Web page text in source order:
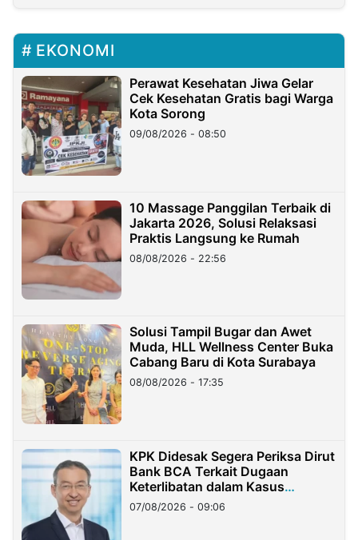
EKONOMI
Perawat Kesehatan Jiwa Gelar
Cek Kesehatan Gratis bagi Warga
Kota Sorong
09/08/2026 - 08:50
10 Massage Panggilan Terbaik di
Jakarta 2026, Solusi Relaksasi
Praktis Langsung ke Rumah
08/08/2026 - 22:56
Solusi Tampil Bugar dan Awet
Muda, HLL Wellness Center Buka
Cabang Baru di Kota Surabaya
08/08/2026 - 17:35
KPK Didesak Segera Periksa Dirut
Bank BCA Terkait Dugaan
Keterlibatan dalam Kasus
Hilangnya Dana Nasabah Rp2,58
Miliar
07/08/2026 - 09:06